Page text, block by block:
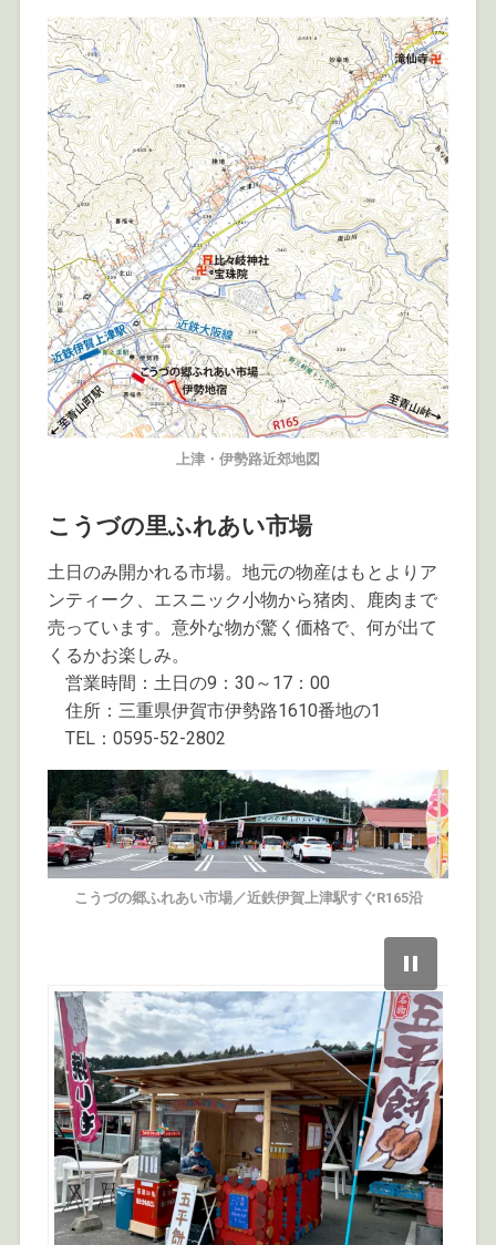
上津・伊勢路近郊地図
こうづの里ふれあい市場
土日のみ開かれる市場。地元の物産はもとよりア
ンティーク、エスニック小物から猪肉、鹿肉まで
売っています。意外な物が驚く価格で、何が出て
くるかお楽しみ。
営業時間：土日の9：30～17：00
住所：三重県伊賀市伊勢路1610番地の1
TEL：0595-52-2802
こうづの郷ふれあい市場／近鉄伊賀上津駅すぐR165沿